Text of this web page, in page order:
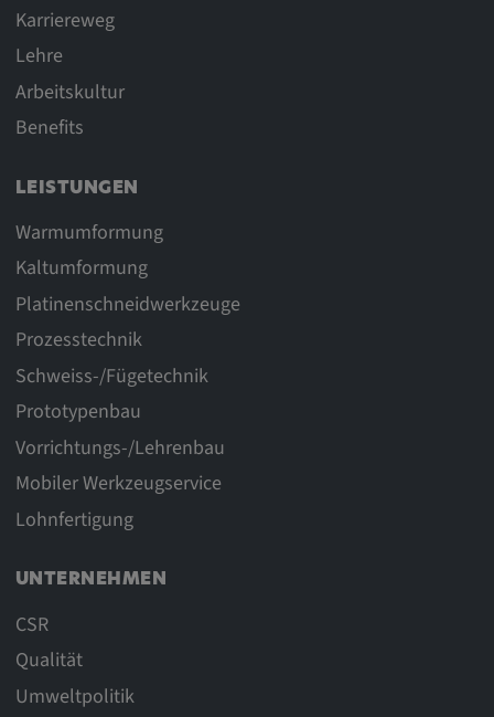
Karriereweg
Lehre
Arbeitskultur
Benefits
LEISTUNGEN
Warmumformung
Kaltumformung
Platinenschneidwerkzeuge
Prozesstechnik
Schweiss-/Fügetechnik
Prototypenbau
Vorrichtungs-/Lehrenbau
Mobiler Werkzeugservice
Lohnfertigung
UNTERNEHMEN
CSR
Qualität
Umweltpolitik